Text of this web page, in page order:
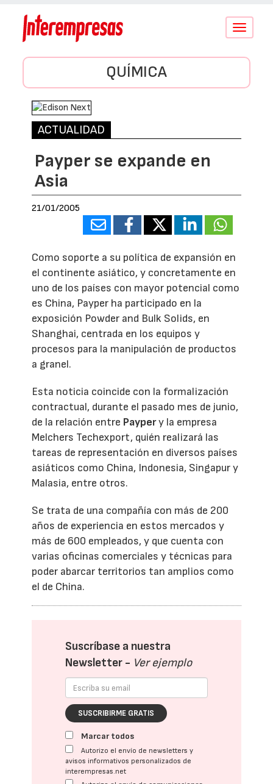
Conmutar
QUÍMICA
ACTUALIDAD
Payper se expande en
Asia
21/01/2005
Como soporte a su política de expansión en
el continente asiático, y concretamente en
uno de los países con mayor potencial como
es China, Payper ha participado en la
exposición Powder and Bulk Solids, en
Shanghai, centrada en los equipos y
procesos para la manipulación de productos
a granel.
Esta noticia coincide con la formalización
contractual, durante el pasado mes de junio,
de la relación entre Paypery la empresa
Melchers Techexport, quién realizará las
tareas de representación en diversos países
asiáticos como China, Indonesia, Singapur y
Malasia, entre otros.
Se trata de una compañía con más de 200
años de experiencia en estos mercados y
más de 600 empleados, y que cuenta con
varias oficinas comerciales y técnicas para
poder abarcar territorios tan amplios como
el de China.
Suscríbase a nuestra
Newsletter - Ver ejemplo
SUSCRIBIRME GRATIS
Marcar todos
Autorizo el envío de newsletters y
avisos informativos personalizados de
interempresas.net